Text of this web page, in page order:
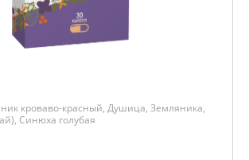
кроваво-красный, Душица, Земляника,
Синюха голубая